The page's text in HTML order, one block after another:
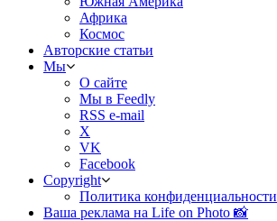
Африка
Космос
Авторские статьи
Мы
О сайте
Мы в Feedly
RSS e-mail
X
VK
Facebook
Copyright
Политика конфиденциальности
Ваша реклама на Life on Photo 📸